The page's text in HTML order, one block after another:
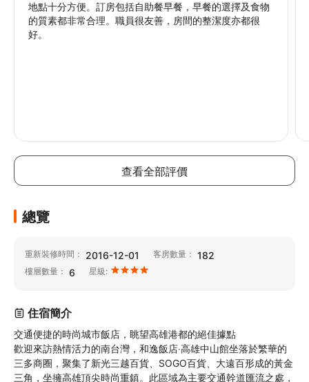
地點十分方便。訂房包括自助餐早餐，早餐的選擇及食物
的質素都非常合理。職員很友善，房間的整潔度亦都很
好。
查看全部評價
總覽
重新裝修時間： 2016-12-01 客房數量： 182
樓層數量： 6 星級:
住宿簡介
交通便捷的時尚城市飯店，眺望高雄港都的絕佳據點
歡迎來訪熱情活力的南台灣，和逸飯店‧高雄中山館坐落於繁華的
三多商圈，聚集了新光三越百貨、SOGO百貨、大遠百形成的黃金
三角，坐擁高雄頂尖時尚重鎮。此區域為主要交通幹道匯流之處，